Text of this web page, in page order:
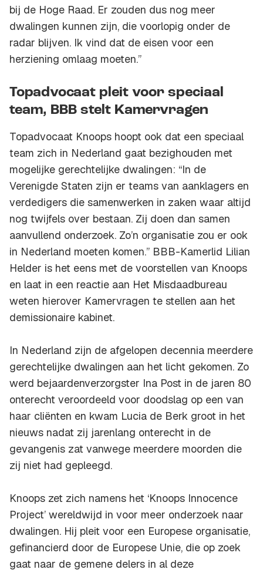
bij de Hoge Raad. Er zouden dus nog meer
dwalingen kunnen zijn, die voorlopig onder de
radar blijven. Ik vind dat de eisen voor een
herziening omlaag moeten.”
Topadvocaat pleit voor speciaal
team, BBB stelt Kamervragen
Topadvocaat Knoops hoopt ook dat een speciaal
team zich in Nederland gaat bezighouden met
mogelijke gerechtelijke dwalingen: “In de
Verenigde Staten zijn er teams van aanklagers en
verdedigers die samenwerken in zaken waar altijd
nog twijfels over bestaan. Zij doen dan samen
aanvullend onderzoek. Zo’n organisatie zou er ook
in Nederland moeten komen.” BBB-Kamerlid Lilian
Helder is het eens met de voorstellen van Knoops
en laat in een reactie aan Het Misdaadbureau
weten hierover Kamervragen te stellen aan het
demissionaire kabinet.
In Nederland zijn de afgelopen decennia meerdere
gerechtelijke dwalingen aan het licht gekomen. Zo
werd bejaardenverzorgster Ina Post in de jaren 80
onterecht veroordeeld voor doodslag op een van
haar cliënten en kwam Lucia de Berk groot in het
nieuws nadat zij jarenlang onterecht in de
gevangenis zat vanwege meerdere moorden die
zij niet had gepleegd.
Knoops zet zich namens het ‘Knoops Innocence
Project’ wereldwijd in voor meer onderzoek naar
dwalingen. Hij pleit voor een Europese organisatie,
gefinancierd door de Europese Unie, die op zoek
gaat naar de gemene delers in al deze